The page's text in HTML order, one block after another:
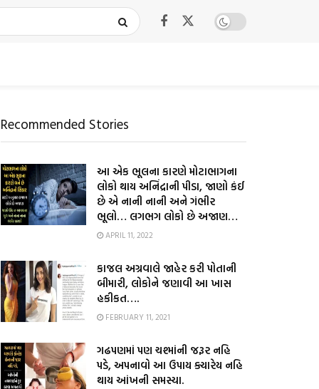
Recommended Stories
આ એક ભૂલના કારણે મોટાભાગના
લોકો થાય અનિંદ્રાની પીડા, જાણો કંઈ
છે એ નાની નાની અને ગંભીર
ભૂલો… લગભગ લોકો છે અજાણ…
APRIL 11, 2022
કાજલ અગ્રવાલે જાહેર કરી પોતાની
બીમારી, લોકોને જણાવી આ ખાસ
હકીકત….
FEBRUARY 11, 2021
ગઢપણમાં પણ ચશ્માંની જરૂર નહિ
પડે, અપનાવો આ ઉપાય ક્યારેય નહિ
થાય આંખની સમસ્યા.